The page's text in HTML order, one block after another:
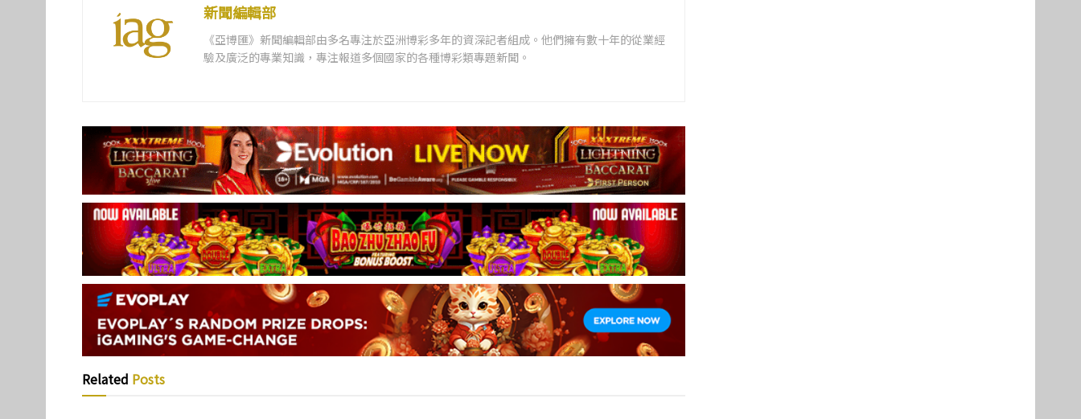
新聞編輯部
《亞博匯》新聞編輯部由多名專注於亞洲博彩多年的資深記者組成。他們擁有數十年的從業經
驗及廣泛的專業知識，專注報道多個國家的各種博彩類專題新聞。
Related Posts